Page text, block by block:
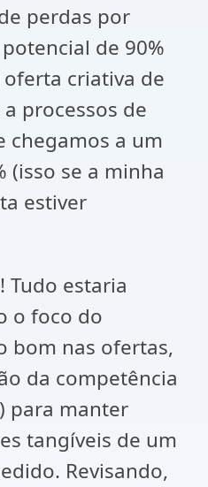
perdas por
de 90%
criativa de
processos de
chegamos a um
(isso se a minha
estiver
Tudo estaria
o foco do
bom nas ofertas,
da competência
para manter
tangíveis de um
Revisando,